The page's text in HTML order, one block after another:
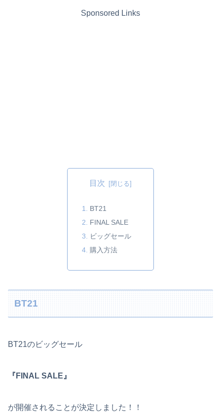
Sponsored Links
目次
BT21
FINAL SALE
ビッグセール
購入方法
BT21
BT21のビッグセール
『FINAL SALE』
が開催されることが決定しました！！